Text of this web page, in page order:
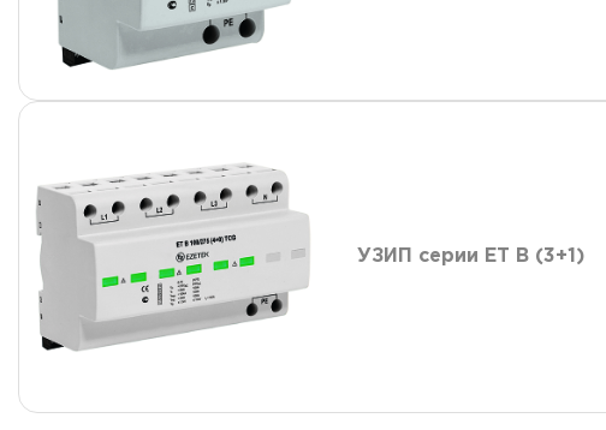
УЗИП серии ET B (3+1)